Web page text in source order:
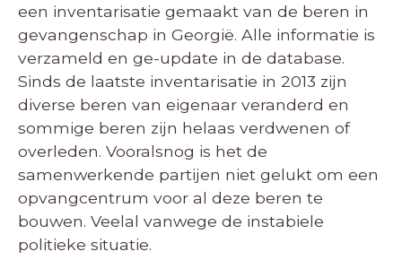
een inventarisatie gemaakt van de beren in
gevangenschap in Georgië. Alle informatie is
verzameld en ge-update in de database.
Sinds de laatste inventarisatie in 2013 zijn
diverse beren van eigenaar veranderd en
sommige beren zijn helaas verdwenen of
overleden. Vooralsnog is het de
samenwerkende partijen niet gelukt om een
opvangcentrum voor al deze beren te
bouwen. Veelal vanwege de instabiele
politieke situatie.